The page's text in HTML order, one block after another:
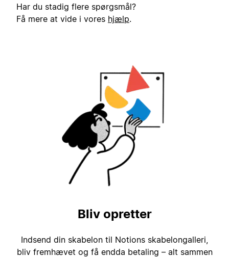
Har du stadig flere spørgsmål?
Få mere at vide i vores hjælp.
Bliv opretter
Indsend din skabelon til Notions skabelongalleri,
bliv fremhævet og få endda betaling – alt sammen